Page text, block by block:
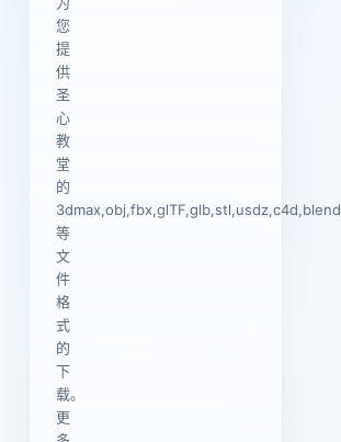
您
提
供
圣
心
教
堂
的
3dmax,obj,fbx,glTF,glb,stl,usdz,c4d,blend
等
文
件
格
式
的
下
载。
更